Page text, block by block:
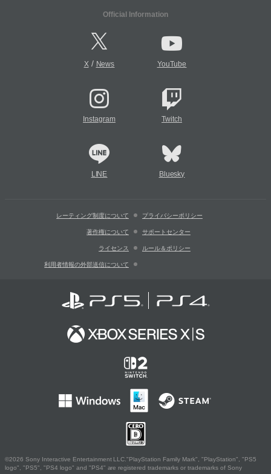
Official Information
X/ News YouTube
Instagram Twitch
LINE Bluesky
レーティング制度について プライバシーポリシー
著作権について サポートセンター
ライセンス ルール＆ポリシー
利用者情報の外部送信について
©2026 Sony Interactive Entertainment LLC."PlayStation Family Mark", "PlayStation", "PS5
logo", "PS5", "PS4 logo" and "PS4" are registered trademarks or trademarks of Sony